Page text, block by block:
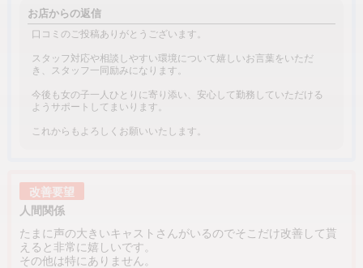
お店からの返信
口コミのご投稿ありがとうございます。
スタッフ対応や相談しやすい環境について嬉しいお言葉をいただ
き、スタッフ一同励みになります。
今後も女の子一人ひとりに寄り添い、安心して勤務していただける
ようサポートしてまいります。
これからもよろしくお願いいたします。
改善要望
人間関係
たまに声の大きいキャストさんがいるのでそこだけ改善して貰
えると非常に嬉しいです。
その他は特にありません。